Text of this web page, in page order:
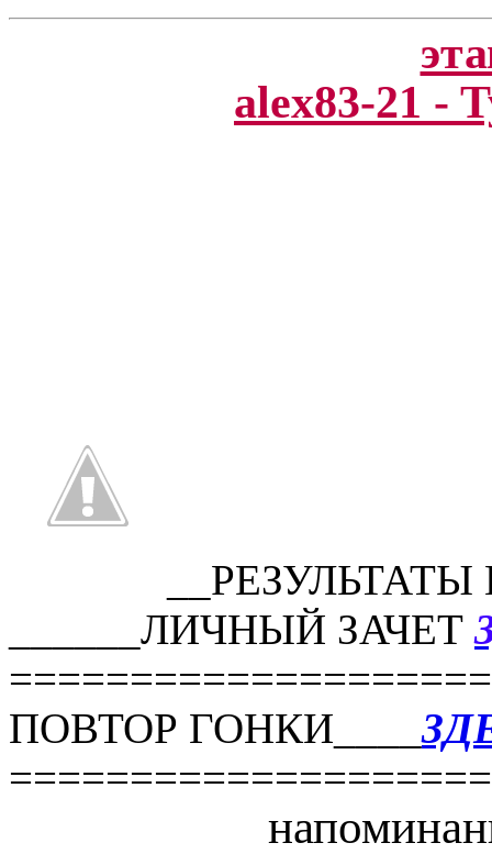
alex83-21 -
______ЛИЧНЫЙ ЗАЧЕТ
ПОВТОР ГОНКИ____